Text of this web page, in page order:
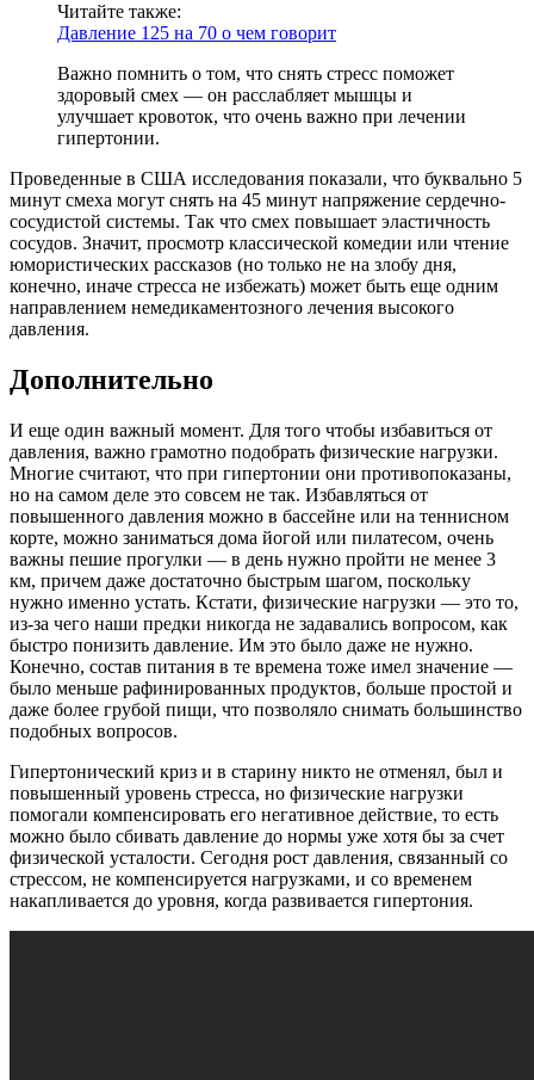
Читайте также:
Давление 125 на 70 о чем говорит
Важно помнить о том, что снять стресс поможет
здоровый смех — он расслабляет мышцы и
улучшает кровоток, что очень важно при лечении
гипертонии.
Проведенные в США исследования показали, что буквально 5
минут смеха могут снять на 45 минут напряжение сердечно-
сосудистой системы. Так что смех повышает эластичность
сосудов. Значит, просмотр классической комедии или чтение
юмористических рассказов (но только не на злобу дня,
конечно, иначе стресса не избежать) может быть еще одним
направлением немедикаментозного лечения высокого
давления.
Дополнительно
И еще один важный момент. Для того чтобы избавиться от
давления, важно грамотно подобрать физические нагрузки.
Многие считают, что при гипертонии они противопоказаны,
но на самом деле это совсем не так. Избавляться от
повышенного давления можно в бассейне или на теннисном
корте, можно заниматься дома йогой или пилатесом, очень
важны пешие прогулки — в день нужно пройти не менее 3
км, причем даже достаточно быстрым шагом, поскольку
нужно именно устать. Кстати, физические нагрузки — это то,
из-за чего наши предки никогда не задавались вопросом, как
быстро понизить давление. Им это было даже не нужно.
Конечно, состав питания в те времена тоже имел значение —
было меньше рафинированных продуктов, больше простой и
даже более грубой пищи, что позволяло снимать большинство
подобных вопросов.
Гипертонический криз и в старину никто не отменял, был и
повышенный уровень стресса, но физические нагрузки
помогали компенсировать его негативное действие, то есть
можно было сбивать давление до нормы уже хотя бы за счет
физической усталости. Сегодня рост давления, связанный со
стрессом, не компенсируется нагрузками, и со временем
накапливается до уровня, когда развивается гипертония.